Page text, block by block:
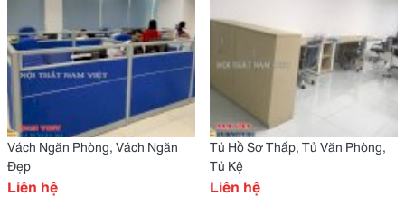
Vách Ngăn Phòng, Vách Ngăn
Đẹp
Liên hệ
Tủ Hồ Sơ Thấp, Tủ Văn Phòng,
Tủ Kệ
Liên hệ